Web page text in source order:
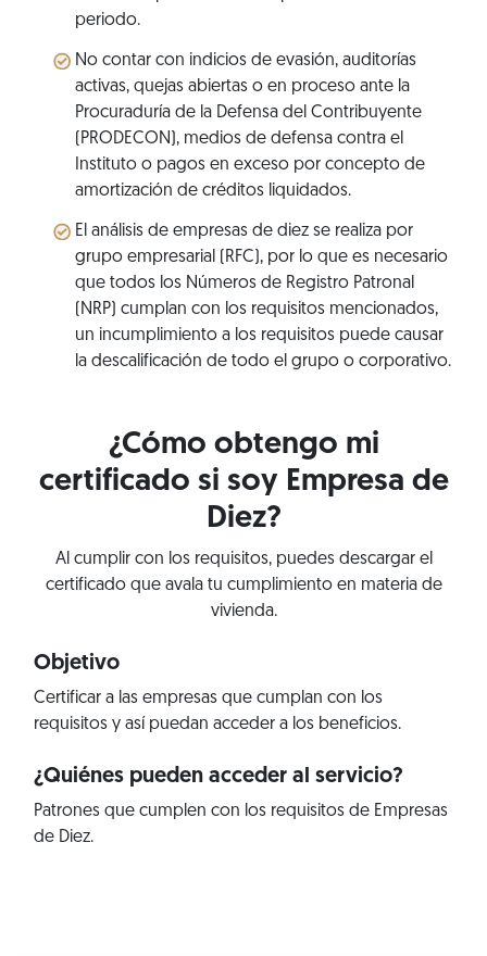
periodo.
No contar con indicios de evasión, auditorías
activas, quejas abiertas o en proceso ante la
Procuraduría de la Defensa del Contribuyente
(PRODECON), medios de defensa contra el
Instituto o pagos en exceso por concepto de
amortización de créditos liquidados.
El análisis de empresas de diez se realiza por
grupo empresarial (RFC), por lo que es necesario
que todos los Números de Registro Patronal
(NRP) cumplan con los requisitos mencionados,
un incumplimiento a los requisitos puede causar
la descalificación de todo el grupo o corporativo.
¿Cómo obtengo mi
certificado si soy Empresa de
Diez?
Al cumplir con los requisitos, puedes descargar el
certificado que avala tu cumplimiento en materia de
vivienda.
Objetivo
Certificar a las empresas que cumplan con los
requisitos y así puedan acceder a los beneficios.
¿Quiénes pueden acceder al servicio?
Patrones que cumplen con los requisitos de Empresas
de Diez.